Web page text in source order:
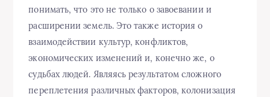
понимать, что это не только о завоевании и
расширении земель. Это также история о
взаимодействии культур, конфликтов,
экономических изменений и, конечно же, о
судьбах людей. Являясь результатом сложного
переплетения различных факторов, колонизация